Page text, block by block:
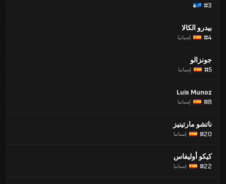
#3
بيدرو الكالا
#4
إسبانيا
جونزالو
#5
إسبانيا
Luis Munoz
#8
إسبانيا
ناتشو مارتينيز
#20
إسبانيا
كيكو أوليفاس
#22
إسبانيا